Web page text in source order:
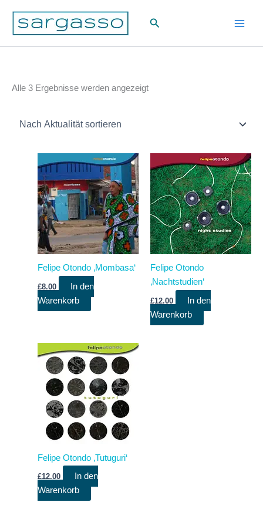
Inhalt
springen
Suchen
Alle 3 Ergebnisse werden angezeigtNach
Felipe Otondo ‚Mombasa‘
£8.00
In den
Warenkorb
Felipe Otondo
‚Nachtstudien‘
£12.00
In den
Warenkorb
Felipe Otondo ‚Tutuguri‘
£12.00
In den
Warenkorb